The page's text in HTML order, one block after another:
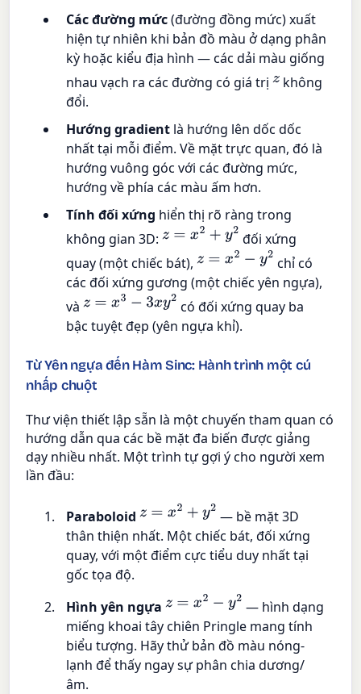
Các đường mức(đường đồng mức) xuất
hiện tự nhiên khi bản đồ màu ở dạng phân
kỳ hoặc kiểu địa hình — các dải màu giống
nhau vạch ra các đường có giá trịz không
đổi.
Hướng gradient là hướng lên dốc dốc
nhất tại mỗi điểm. Về mặt trực quan, đó là
hướng vuông góc với các đường mức,
hướng về phía các màu ấm hơn.
Tính đối xứng hiển thị rõ ràng trong
không gian 3D: z=x2 +y2
đối xứng
quay (một chiếc bát), z=x2 −y2
chỉ có
các đối xứng gương (một chiếc yên ngựa),
và z=x3 −3xy2
có đối xứng quay ba
bậc tuyệt đẹp (yên ngựa khỉ).
Từ Yên ngựa đến Hàm Sinc: Hành trình một cú
nhấp chuột
Thư viện thiết lập sẵn là một chuyến tham quan có
hướng dẫn qua các bề mặt đa biến được giảng
dạy nhiều nhất. Một trình tự gợi ý cho người xem
lần đầu:
Paraboloid z=x2 +y2
— bề mặt 3D
thân thiện nhất. Một chiếc bát, đối xứng
quay, với một điểm cực tiểu duy nhất tại
gốc tọa độ.
Hình yên ngựa z=x2 −y2
— hình dạng
miếng khoai tây chiên Pringle mang tính
biểu tượng. Hãy thử bản đồ màu nóng-
lạnh để thấy ngay sự phân chia dương/
âm.